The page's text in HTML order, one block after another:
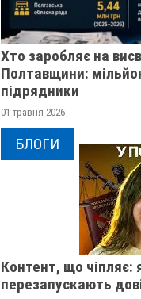
Хто заробляє на
Полтавщини:
підрядники
01 травня 2026
БЛОГИ
Контент, що чіпляє:
перезапускають